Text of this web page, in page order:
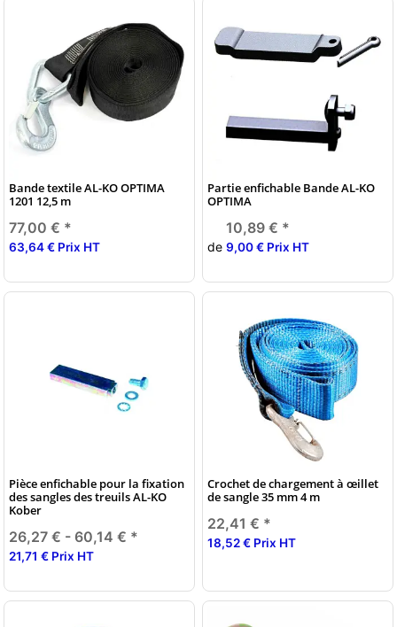
Bande textile AL-KO OPTIMA
1201 12,5 m
77,00 € *
63,64 € Prix HT
Partie enfichable Bande AL-KO
OPTIMA
de
10,89 € *
9,00 € Prix HT
Pièce enfichable pour la fixation
des sangles des treuils AL-KO
Kober
26,27 € - 60,14 € *
21,71 € Prix HT
Crochet de chargement à œillet
de sangle 35 mm 4 m
22,41 € *
18,52 € Prix HT